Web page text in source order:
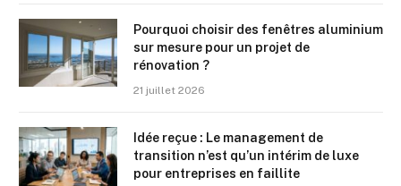
Pourquoi choisir des fenêtres aluminium
sur mesure pour un projet de
rénovation ?
21 juillet 2026
Idée reçue : Le management de
transition n’est qu’un intérim de luxe
pour entreprises en faillite